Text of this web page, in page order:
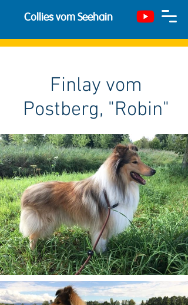
Collies vom Seehain
Finlay vom
Postberg, "Robin"